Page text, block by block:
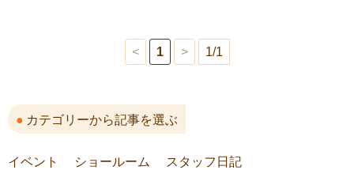
< 1 > 1/1
カテゴリーから記事を選ぶ
イベント ショールーム スタッフ日記